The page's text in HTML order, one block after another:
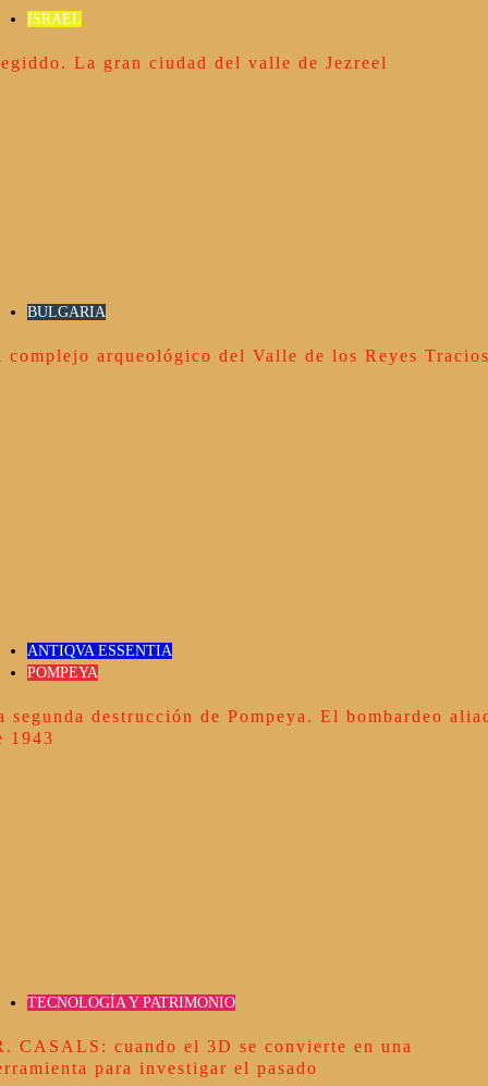
ISRAEL
La gran ciudad del valle de Jezreel
BULGARIA
complejo arqueológico del Valle de los Reyes
ANTIQVA ESSENTIA
POMPEYA
segunda destrucción de Pompeya. El bombardeo
1943
TECNOLOGÍA Y PATRIMONIO
CASALS: cuando el 3D se convierte en una
para investigar el pasado